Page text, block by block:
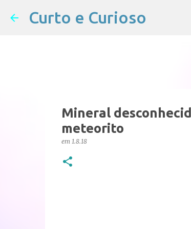
Curto e Curioso
Mineral
meteorito
em 1.8.18